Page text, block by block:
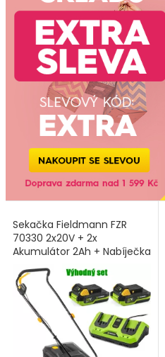
Sekačka Fieldmann FZR
70330 2x20V + 2x
Akumulátor 2Ah + Nabíječka